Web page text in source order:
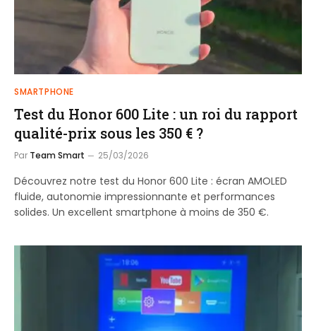
SMARTPHONE
Test du Honor 600 Lite : un roi du rapport
qualité-prix sous les 350 € ?
Par Team Smart 25/03/2026
Découvrez notre test du Honor 600 Lite : écran AMOLED
fluide, autonomie impressionnante et performances
solides. Un excellent smartphone à moins de 350 €.